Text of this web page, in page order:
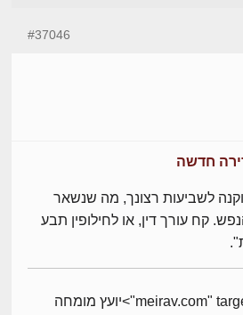
#37046
לשביעות רצונך, מה שנשאר
קח עורך דין, או לחילופין תבע
ארז מירב -meirav.com" target="_blank">יועץ מומחה